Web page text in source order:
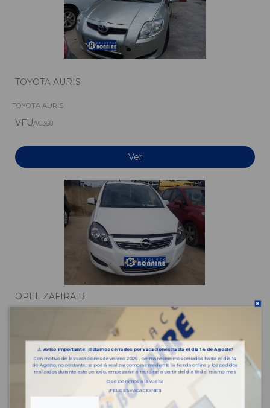
TOYOTA AURIS
TOYOTA AURIS
VFUAC368
Ver
OPEL ZAFIRA B
Ver
⚠️Aviso importante: ¡Estamos cerrados por vacaciones hasta el día 14 de Agosto!
Con motivo de las vacaciones de verano 2026 , permaneceremos cerrados hasta el día 14
de Agosto, no obstante, se podrá realizar compras mediante la tienda online y los pedidos
realizados durante este periodo, empezarán a recibirse a partir del día 18 del mismo mes.
Os esperamos a la vuelta
¡FELICES VACACIONES!